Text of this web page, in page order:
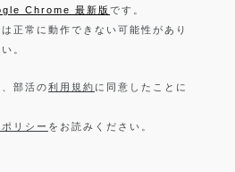
Chrome 最新版 です。
正常に動作できない可能性があり
。
部活の利用規約 に同意したことに
リシー をお読みください。